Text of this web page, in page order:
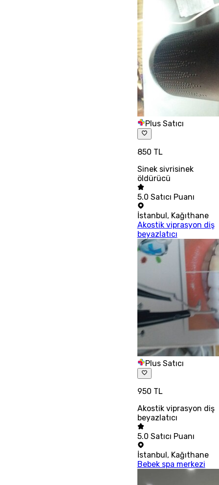
Plus Satıcı
850 TL
Sinek sivrisinek
öldürücü
5.0 Satıcı Puanı
İstanbul, Kağıthane
Akostik viprasyon diş
beyazlatıcı
Plus Satıcı
950 TL
Akostik viprasyon diş
beyazlatıcı
5.0 Satıcı Puanı
İstanbul, Kağıthane
Bebek spa merkezi